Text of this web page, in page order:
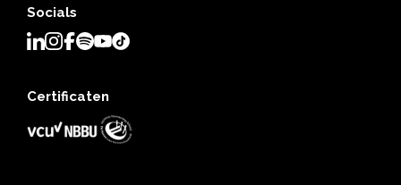
Socials
Certificaten